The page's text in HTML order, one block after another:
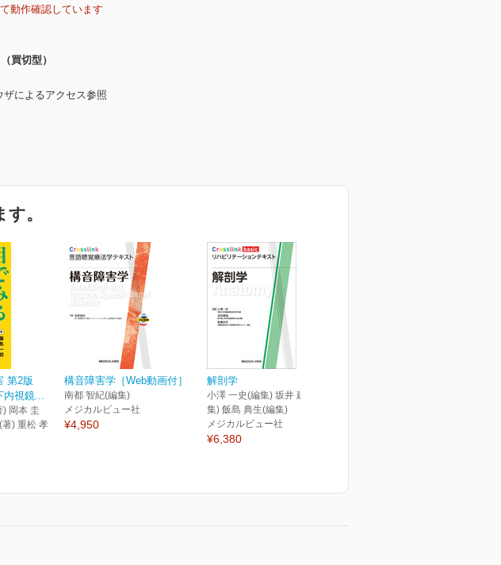
動作確認しています
買切型）
によるアクセス参照
。
第2版
視鏡...
) 岡本 圭
) 重松 孝
構音障害学［Web動画付］
南都 智紀(編集)
メジカルビュー社
¥4,950
解剖学
小澤 一史(編集) 坂井 建雄(編
集) 飯島 典生(編集)
メジカルビュー社
¥6,380